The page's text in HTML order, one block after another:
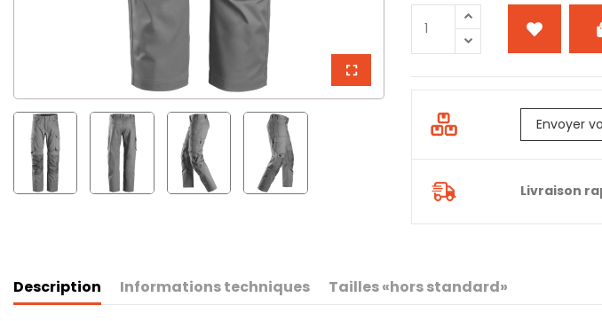
Envoyer
Livraison
Description Informations techniques Tailles «hors standard»